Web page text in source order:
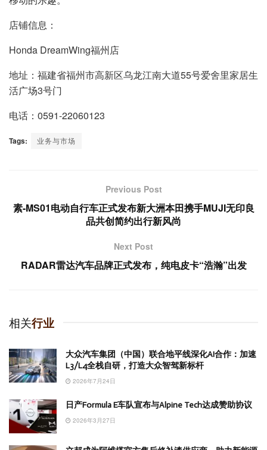
店铺信息：
Honda DreamWing福州店
地址：福建省福州市高新区乌龙江南大道55号爱舍里家居生
活广场3号门
电话：0591-22060123
Tags: 业务与市场
Previous Post
素-MS01电动自行车正式发布新大洲本田携手MUJI无印良
品共创简约出行新风尚
Next Post
RADAR雷达汽车品牌正式发布，纯电皮卡“浩瀚”出发
相关行业
大众汽车集团（中国）联合地平线深化AI合作：加速
L3/L4全栈自研，打造大众智驾新标杆
2026年7月24日
日产Formula E车队宣布与Alpine Tech达成赞助协议
2026年3月27日